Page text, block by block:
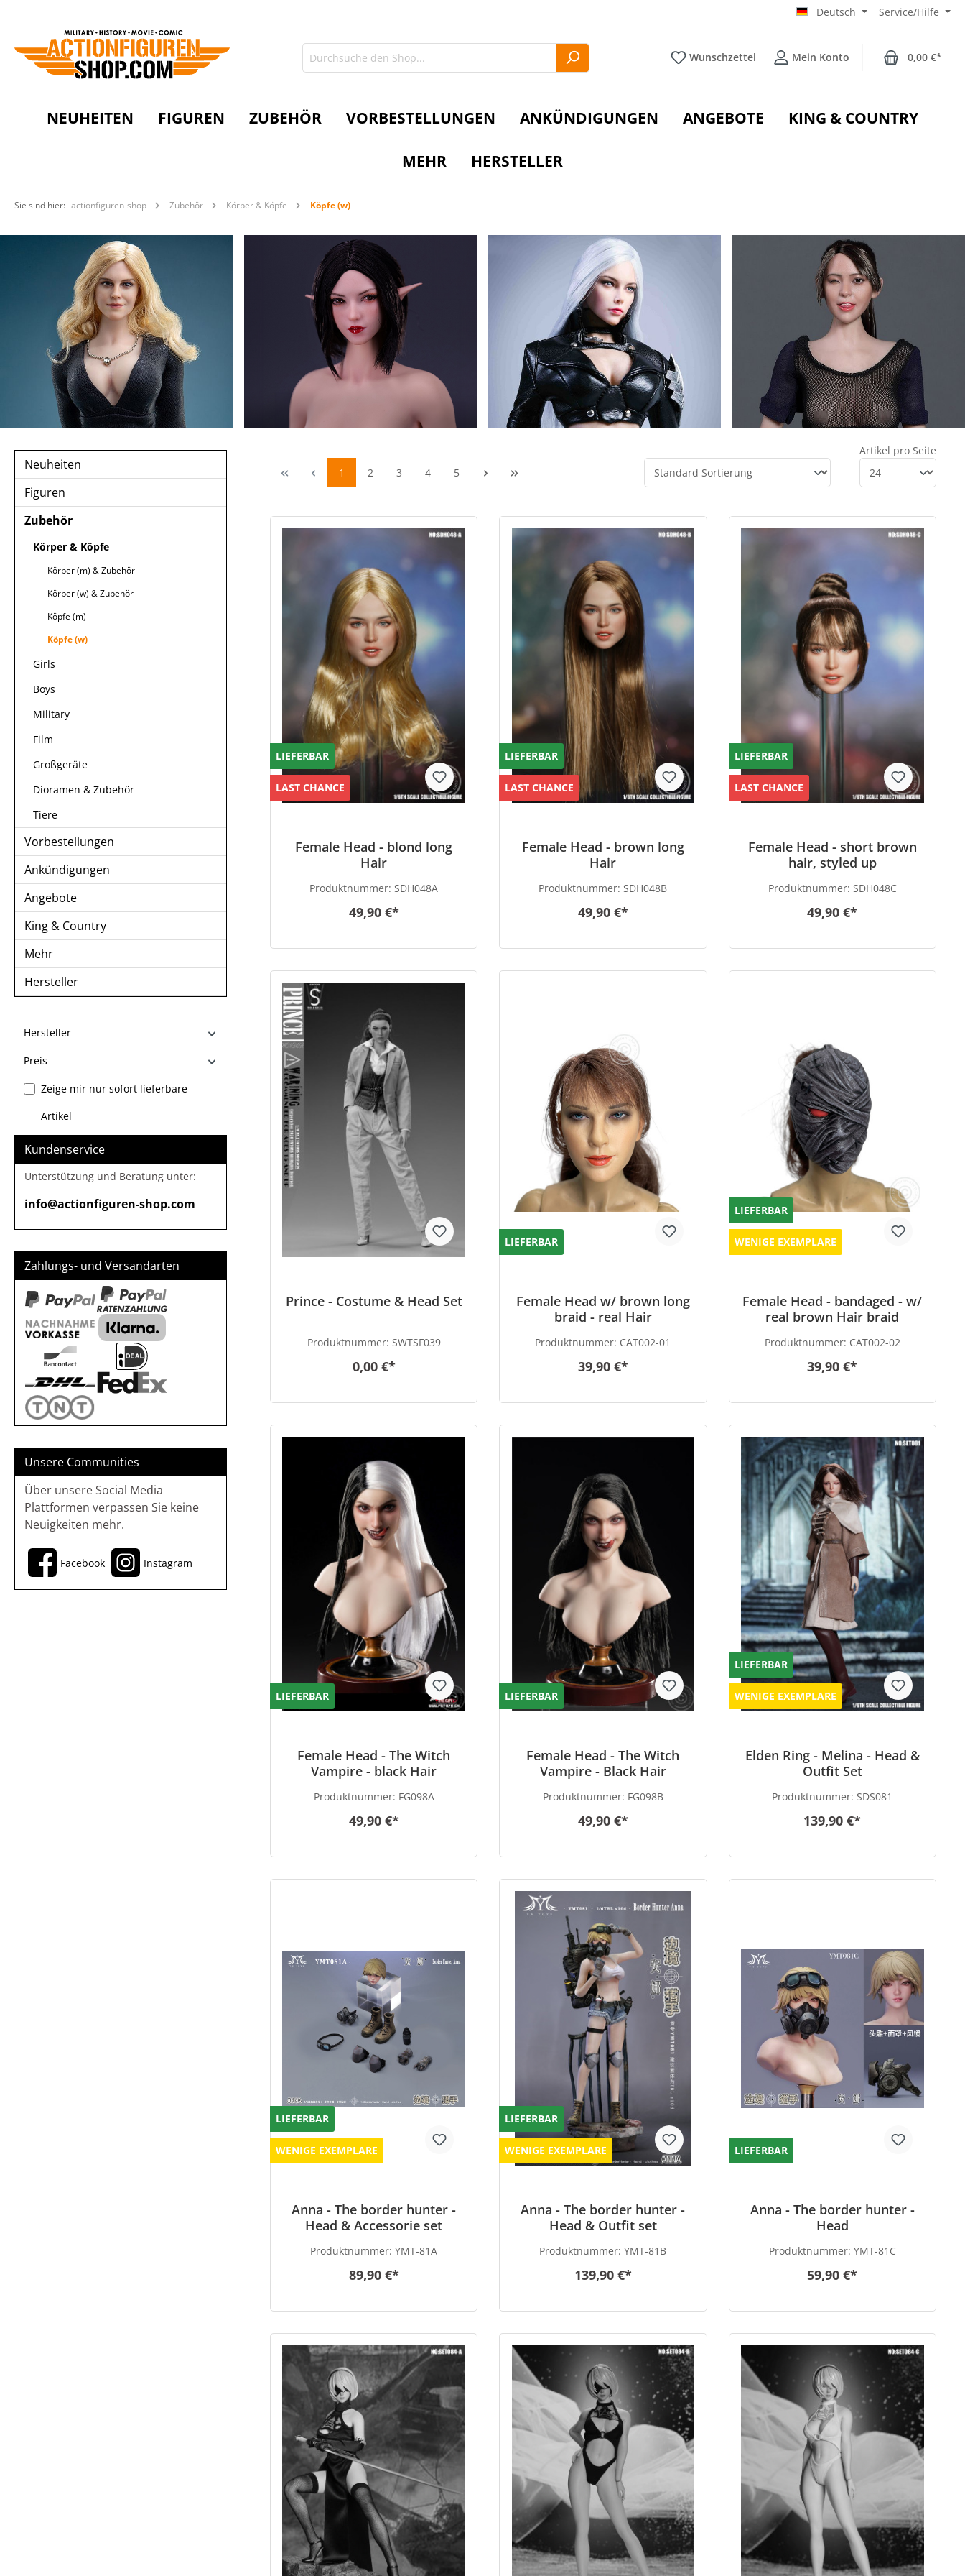
Deutsch Service/Hilfe
Wunschzettel Mein Konto 0,00 €*
NEUHEITEN FIGUREN ZUBEHÖR VORBESTELLUNGEN ANKÜNDIGUNGEN ANGEBOTE KING & COUNTRY
MEHR HERSTELLER
Sie sind hier: actionfiguren-shop Zubehör Körper & Köpfe Köpfe (w)
Neuheiten
Figuren
Zubehör
Körper & Köpfe
Körper (m) & Zubehör
Körper (w) & Zubehör
Köpfe (m)
Köpfe (w)
Girls
Boys
Military
Film
Großgeräte
Dioramen & Zubehör
Tiere
Vorbestellungen
Ankündigungen
Angebote
King & Country
Mehr
Hersteller
Hersteller
Preis
Zeige mir nur sofort lieferbare
Artikel
Kundenservice
Unterstützung und Beratung unter:
info@actionfiguren-shop.com
Zahlungs- und Versandarten
Unsere Communities
Über unsere Social Media
Plattformen verpassen Sie keine
Neuigkeiten mehr.
Facebook Instagram
1 2 3 4 5
Artikel pro Seite
LIEFERBAR
LAST CHANCE
Female Head - blond long
Hair
Produktnummer:SDH048A
49,90 €*
LIEFERBAR
LAST CHANCE
Female Head - brown long
Hair
Produktnummer:SDH048B
49,90 €*
LIEFERBAR
LAST CHANCE
Female Head - short brown
hair, styled up
Produktnummer: SDH048C
49,90 €*
Prince - Costume & Head Set
Produktnummer: SWTSF039
0,00 €*
LIEFERBAR
Female Head w/ brown long
braid - real Hair
Produktnummer: CAT002-01
39,90 €*
LIEFERBAR
WENIGE EXEMPLARE
Female Head - bandaged - w/
real brown Hair braid
Produktnummer: CAT002-02
39,90 €*
LIEFERBAR
Female Head - The Witch
Vampire - black Hair
Produktnummer: FG098A
49,90 €*
LIEFERBAR
Female Head - The Witch
Vampire - Black Hair
Produktnummer: FG098B
49,90 €*
LIEFERBAR
WENIGE EXEMPLARE
Elden Ring - Melina - Head &
Outfit Set
Produktnummer:SDS081
139,90 €*
LIEFERBAR
WENIGE EXEMPLARE
Anna - The border hunter -
Head & Accessorie set
Produktnummer:YMT-81A
89,90 €*
LIEFERBAR
WENIGE EXEMPLARE
Anna - The border hunter -
Head & Outfit set
Produktnummer:YMT-81B
139,90 €*
LIEFERBAR
Anna - The border hunter -
Head
Produktnummer: YMT-81C
59,90 €*